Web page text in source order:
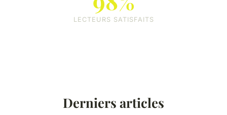
LECTEURS SATISFAITS
Derniers articles